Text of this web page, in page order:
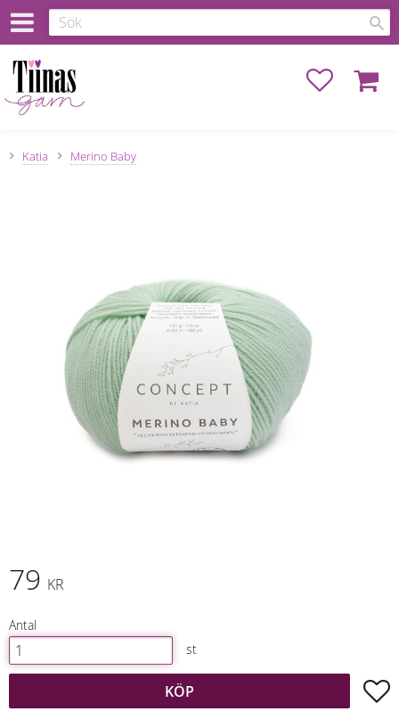
Favoriter
Katia Merino Baby
79 KR
Antal
st
KÖP